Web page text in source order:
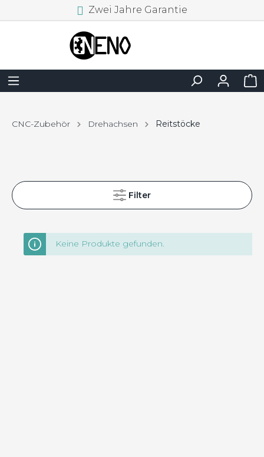
Zwei Jahre Garantie
CNC-Zubehör Drehachsen Reitstöcke
Filter
Keine Produkte gefunden.